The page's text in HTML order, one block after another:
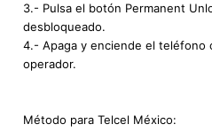
3.- Pulsa el botón Permanent
desbloqueado.
4.- Apaga y enciende el teléfono
operador.
Método para Telcel México: